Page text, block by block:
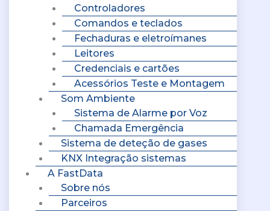
Controladores
Comandos e teclados
Fechaduras e eletroímanes
Leitores
Credenciais e cartões
Acessórios Teste e Montagem
Som Ambiente
Sistema de Alarme por Voz
Chamada Emergência
Sistema de deteção de gases
KNX Integração sistemas
A FastData
Sobre nós
Parceiros